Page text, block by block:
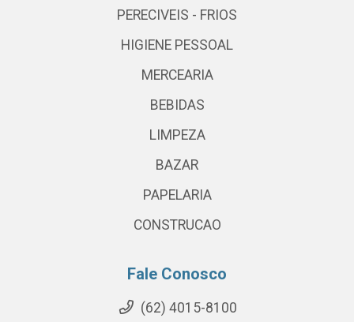
PERECIVEIS - FRIOS
HIGIENE PESSOAL
MERCEARIA
BEBIDAS
LIMPEZA
BAZAR
PAPELARIA
CONSTRUCAO
Fale Conosco
(62) 4015-8100